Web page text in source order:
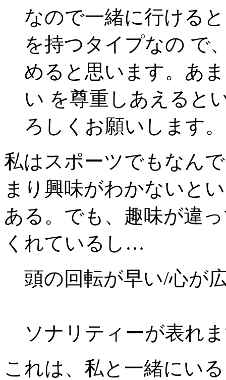
なので一緒に行ける
を持つタイプなの で
めると思います。あ
い を尊重しあえると
ろしくお願いします。
私はスポーツでもなん
まり興味がわかないと
ある。でも、趣味が違
くれているし…
頭の回転が早い/心が
ソナリティーが表れ
これは、私と一緒にい